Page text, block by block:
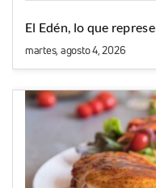
El Edén, lo que
martes, agosto 4, 2026